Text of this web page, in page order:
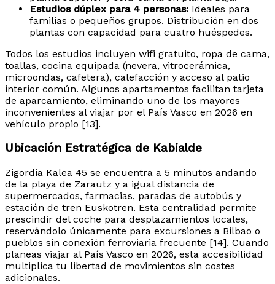
Estudios dúplex para 4 personas: Ideales para
familias o pequeños grupos. Distribución en dos
plantas con capacidad para cuatro huéspedes.
Todos los estudios incluyen wifi gratuito, ropa de cama,
toallas, cocina equipada (nevera, vitrocerámica,
microondas, cafetera), calefacción y acceso al patio
interior común. Algunos apartamentos facilitan tarjeta
de aparcamiento, eliminando uno de los mayores
inconvenientes al viajar por el País Vasco en 2026 en
vehículo propio [13].
Ubicación Estratégica de Kabialde
Zigordia Kalea 45 se encuentra a 5 minutos andando
de la playa de Zarautz y a igual distancia de
supermercados, farmacias, paradas de autobús y
estación de tren Euskotren. Esta centralidad permite
prescindir del coche para desplazamientos locales,
reservándolo únicamente para excursiones a Bilbao o
pueblos sin conexión ferroviaria frecuente [14]. Cuando
planeas viajar al País Vasco en 2026, esta accesibilidad
multiplica tu libertad de movimientos sin costes
adicionales.